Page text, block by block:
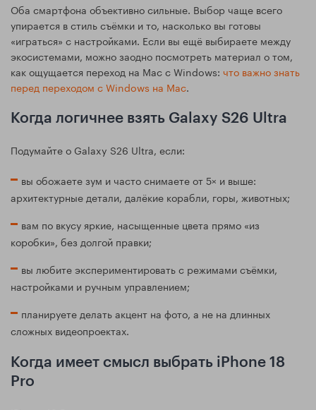
Оба смартфона объективно сильные. Выбор чаще всего
упирается в стиль съёмки и то, насколько вы готовы
«играться» с настройками. Если вы ещё выбираете между
экосистемами, можно заодно посмотреть материал о том,
как ощущается переход на Mac с Windows: что важно знать
перед переходом с Windows на Mac.
Когда логичнее взять Galaxy S26 Ultra
Подумайте о Galaxy S26 Ultra, если:
вы обожаете зум и часто снимаете от 5× и выше:
архитектурные детали, далёкие корабли, горы, животных;
вам по вкусу яркие, насыщенные цвета прямо «из
коробки», без долгой правки;
вы любите экспериментировать с режимами съёмки,
настройками и ручным управлением;
планируете делать акцент на фото, а не на длинных
сложных видеопроектах.
Когда имеет смысл выбрать iPhone 18
Pro